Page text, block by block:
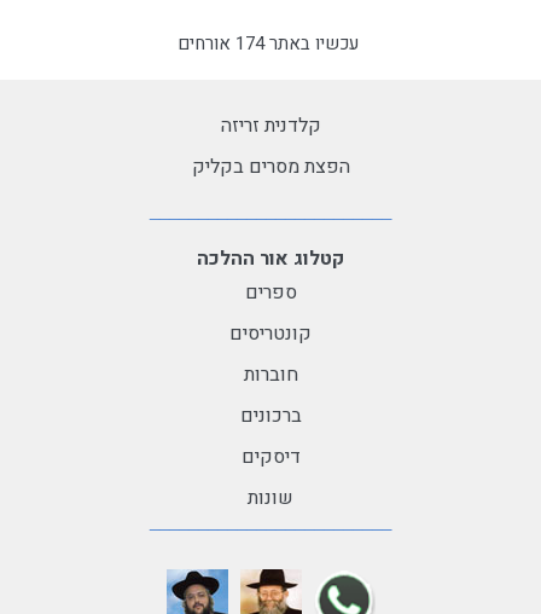
עכשיו באתר 174 אורחים
קלדנית זריזה
הפצת מסרים בקליק
קטלוג אור ההלכה
ספרים
קונטריסים
חוברות
ברכונים
דיסקים
שונות